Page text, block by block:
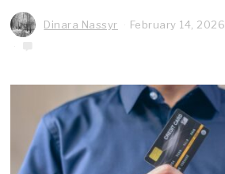
Dinara Nassyr February 14, 2026